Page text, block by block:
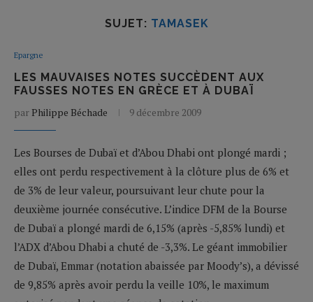
SUJET: TAMASEK
Epargne
LES MAUVAISES NOTES SUCCÈDENT AUX
FAUSSES NOTES EN GRÈCE ET À DUBAÏ
par Philippe Béchade 9 décembre 2009
Les Bourses de Dubaï et d’Abou Dhabi ont plongé mardi ;
elles ont perdu respectivement à la clôture plus de 6% et
de 3% de leur valeur, poursuivant leur chute pour la
deuxième journée consécutive. L’indice DFM de la Bourse
de Dubaï a plongé mardi de 6,15% (après -5,85% lundi) et
l’ADX d’Abou Dhabi a chuté de -3,3%. Le géant immobilier
de Dubaï, Emmar (notation abaissée par Moody’s), a dévissé
de 9,85% après avoir perdu la veille 10%, le maximum